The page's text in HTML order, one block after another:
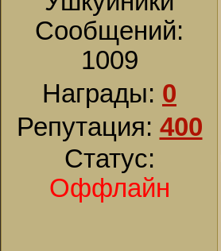
Сообщений:
1009
Награды: 0
Репутация: 400
Статус:
Оффлайн